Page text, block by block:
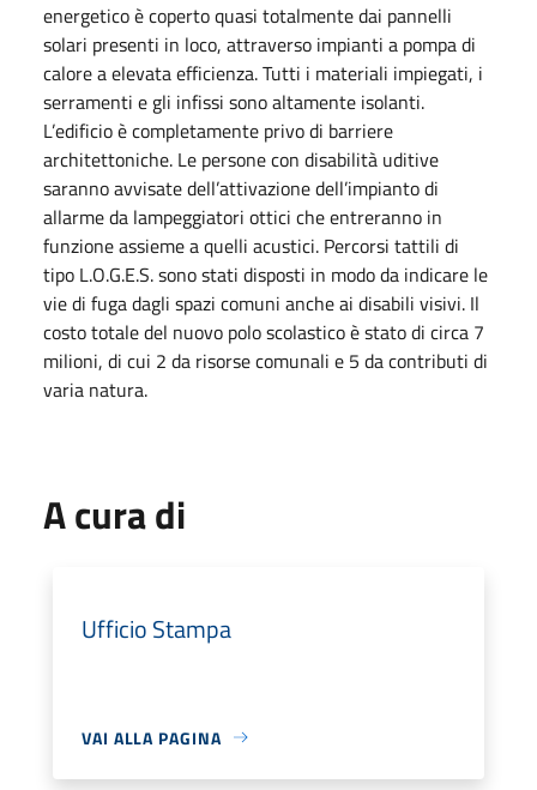
energetico è coperto quasi totalmente dai pannelli
solari presenti in loco, attraverso impianti a pompa di
calore a elevata efficienza. Tutti i materiali impiegati, i
serramenti e gli infissi sono altamente isolanti.
L’edificio è completamente privo di barriere
architettoniche. Le persone con disabilità uditive
saranno avvisate dell’attivazione dell’impianto di
allarme da lampeggiatori ottici che entreranno in
funzione assieme a quelli acustici. Percorsi tattili di
tipo L.O.G.E.S. sono stati disposti in modo da indicare le
vie di fuga dagli spazi comuni anche ai disabili visivi. Il
costo totale del nuovo polo scolastico è stato di circa 7
milioni, di cui 2 da risorse comunali e 5 da contributi di
varia natura.
A cura di
Ufficio Stampa
VAI ALLA PAGINA